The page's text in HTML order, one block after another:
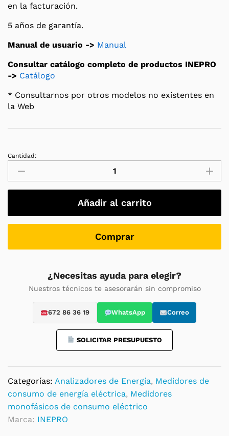
en la facturación.
5 años de garantía.
Manual de usuario -> Manual
Consultar catálogo completo de productos INEPRO
-> Catálogo
* Consultarnos por otros modelos no existentes en
la Web
Medidor
INEPRO
PRO1-
45A
Contador
monofásico,
/
quantity
Cantidad:
Añadir al carrito
Comprar
¿Necesitas ayuda para elegir?
Nuestros técnicos te asesorarán sin compromiso
672 86 36 19 WhatsApp Correo
SOLICITAR PRESUPUESTO
Categorías: Analizadores de Energía, Medidores de
consumo de energía eléctrica, Medidores
monofásicos de consumo eléctrico
Marca: INEPRO